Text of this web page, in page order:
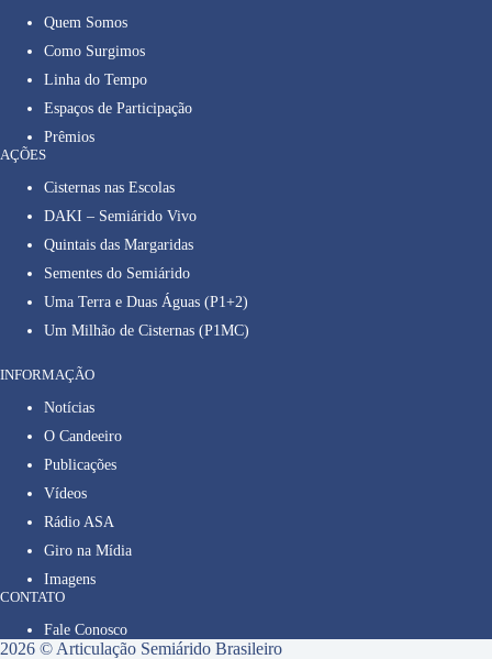
Quem Somos
Como Surgimos
Linha do Tempo
Espaços de Participação
Prêmios
AÇÕES
Cisternas nas Escolas
DAKI – Semiárido Vivo
Quintais das Margaridas
Sementes do Semiárido
Uma Terra e Duas Águas (P1+2)
Um Milhão de Cisternas (P1MC)
INFORMAÇÃO
Notícias
O Candeeiro
Publicações
Vídeos
Rádio ASA
Giro na Mídia
Imagens
CONTATO
Fale Conosco
2026 © Articulação Semiárido Brasileiro